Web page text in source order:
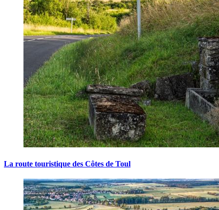
La route touristique des Côtes de Toul